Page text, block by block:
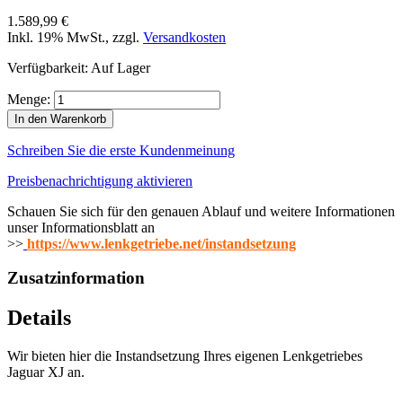
1.589,99 €
Inkl. 19% MwSt., zzgl. Versandkosten
Verfügbarkeit: Auf Lager
Menge:
In den Warenkorb
Schreiben Sie die erste Kundenmeinung
Preisbenachrichtigung aktivieren
Schauen Sie sich für den genauen Ablauf und weitere Informationen
unser Informationsblatt an
>> https://www.lenkgetriebe.net/instandsetzung
Zusatzinformation
Details
Wir bieten hier die Instandsetzung Ihres eigenen Lenkgetriebes
Jaguar XJ an.